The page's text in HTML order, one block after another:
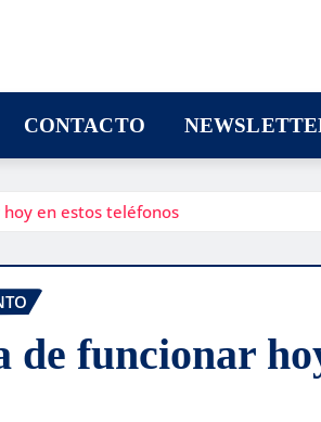
CONTACTO
en estos teléfonos
funcionar